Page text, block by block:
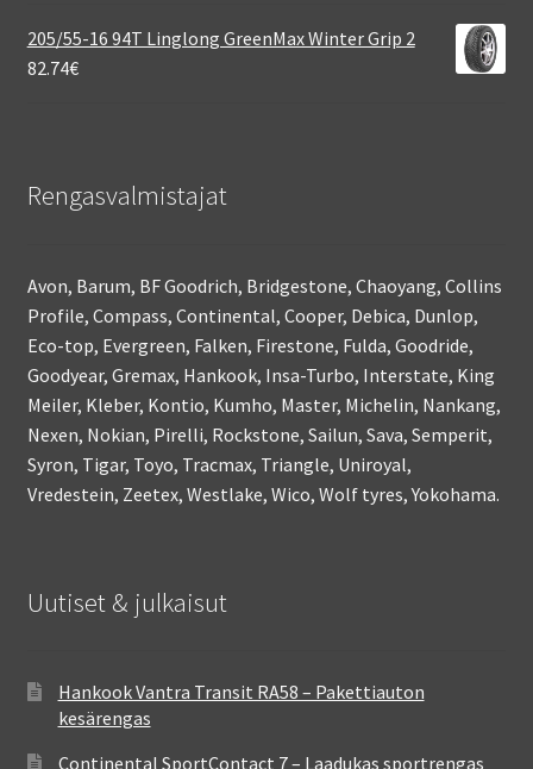
205/55-16 94T Linglong GreenMax Winter Grip 2
82.74€
Rengasvalmistajat
Avon, Barum, BF Goodrich, Bridgestone, Chaoyang, Collins
Profile, Compass, Continental, Cooper, Debica, Dunlop,
Eco-top, Evergreen, Falken, Firestone, Fulda, Goodride,
Goodyear, Gremax, Hankook, Insa-Turbo, Interstate, King
Meiler, Kleber, Kontio, Kumho, Master, Michelin, Nankang,
Nexen, Nokian, Pirelli, Rockstone, Sailun, Sava, Semperit,
Syron, Tigar, Toyo, Tracmax, Triangle, Uniroyal,
Vredestein, Zeetex, Westlake, Wico, Wolf tyres, Yokohama.
Uutiset & julkaisut
Hankook Vantra Transit RA58 – Pakettiauton
kesärengas
Continental SportContact 7 – Laadukas sportrengas